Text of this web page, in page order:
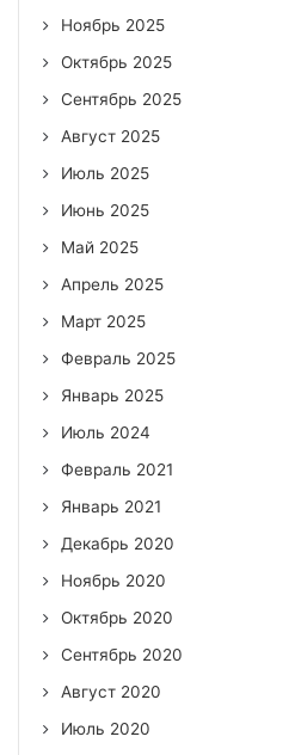
Ноябрь 2025
Октябрь 2025
Сентябрь 2025
Август 2025
Июль 2025
Июнь 2025
Май 2025
Апрель 2025
Март 2025
Февраль 2025
Январь 2025
Июль 2024
Февраль 2021
Январь 2021
Декабрь 2020
Ноябрь 2020
Октябрь 2020
Сентябрь 2020
Август 2020
Июль 2020